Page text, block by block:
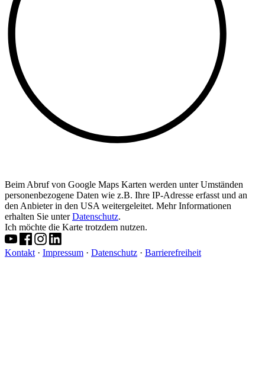
Beim Abruf von Google Maps Karten werden unter Umständen
personenbezogene Daten wie z.B. Ihre IP-Adresse erfasst und an
den Anbieter in den USA weitergeleitet. Mehr Informationen
erhalten Sie unterDatenschutz.
Ich möchte die Karte trotzdem nutzen.
Kontakt · Impressum · Datenschutz · Barrierefreiheit